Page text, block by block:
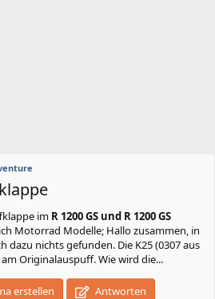
im R 1200 GS und R 1200 GS
Motorrad Modelle; Hallo zusammen, in
dazu nichts gefunden. Die K25 (0307 aus
Originalauspuff. Wie wird die...
erstellen Antworten